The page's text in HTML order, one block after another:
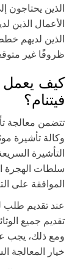
الذين يحتاجون
الأعمال الذين
الذين لديهم
ظروفًا غير
كيف يعمل
فيتنام؟
تتضمن معالجة
وكالة تأشيرة
التأشيرة
سلطات الهجرة
الموافقة على
عند تقديم طلب
تقديم جميع
ومع ذلك، يجب
خيار المعالجة